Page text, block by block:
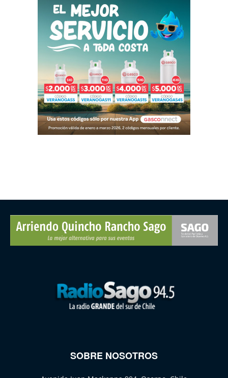
SOBRE NOSOTROS